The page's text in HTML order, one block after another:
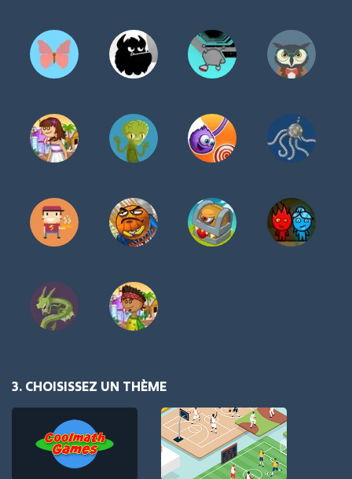
3. CHOISISSEZ UN THÈME